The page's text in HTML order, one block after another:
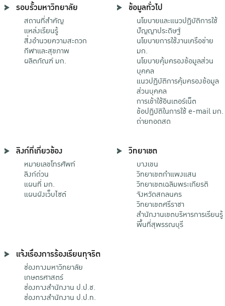
รอบรั้วมหาวิทยาลัย
สถานที่สำคัญ
แหล่งเรียนรู้
สิ่งอำนวยความสะดวก
กีฬาและสุขภาพ
ผลิตภัณฑ์ มก.
ข้อมูลทั่วไป
นโยบายและแนวปฏิบัติการใช้
ปัญญาประดิษฐ์
นโยบายการใช้งานเครือข่าย
มก.
นโยบายคุ้มครองข้อมูลส่วน
บุคคล
แนวปฏิบัติการคุ้มครองข้อมูล
ส่วนบุคคล
การเข้าใช้อินเตอร์เน็ต
ข้อปฏิบัติในการใช้ e-mail มก.
ถ่ายทอดสด
ลิงก์ที่เกี่ยวข้อง
หมายเลขโทรศัพท์
ลิงก์ด่วน
แผนที่ มก.
แผนผังเว็บไซต์
วิทยาเขต
บางเขน
วิทยาเขตกําแพงแสน
วิทยาเขตเฉลิมพระเกียรติ
จังหวัดสกลนคร
วิทยาเขตศรีราชา
สำนักงานเขตบริหารการเรียนรู้
พื้นที่สุพรรณบุรี
แจ้งเรื่องการร้องเรียนทุจริต
ช่องทางมหาวิทยาลัย
เกษตรศาสตร์
ช่องทางสำนักงาน ป.ป.ช.
ช่องทางสำนักงาน ป.ป.ท.